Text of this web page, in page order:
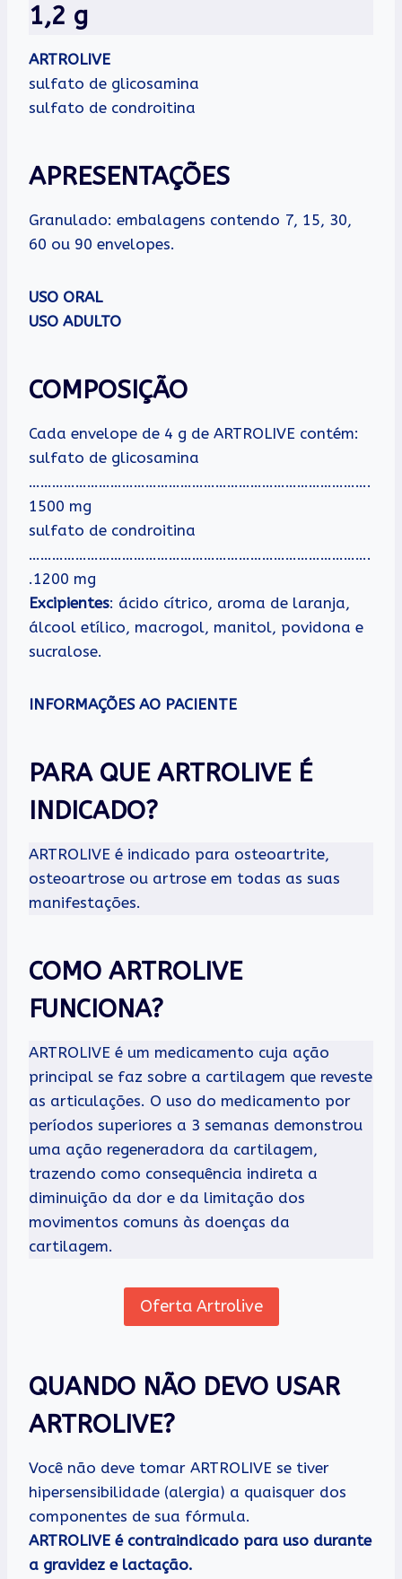
1,2 g
ARTROLIVE
sulfato de glicosamina
sulfato de condroitina
APRESENTAÇÕES
Granulado: embalagens contendo 7, 15, 30,
60 ou 90 envelopes.
USO ORAL
USO ADULTO
COMPOSIÇÃO
Cada envelope de 4 g de ARTROLIVE contém:
sulfato de glicosamina
…………………………………………………………………………….
1500 mg
sulfato de condroitina
…………………………………………………………………………….
.1200 mg
Excipientes: ácido cítrico, aroma de laranja,
álcool etílico, macrogol, manitol, povidona e
sucralose.
INFORMAÇÕES AO PACIENTE
PARA QUE ARTROLIVE É
INDICADO?
ARTROLIVE é indicado para osteoartrite,
osteoartrose ou artrose em todas as suas
manifestações.
COMO ARTROLIVE
FUNCIONA?
ARTROLIVE é um medicamento cuja ação
principal se faz sobre a cartilagem que reveste
as articulações. O uso do medicamento por
períodos superiores a 3 semanas demonstrou
uma ação regeneradora da cartilagem,
trazendo como consequência indireta a
diminuição da dor e da limitação dos
movimentos comuns às doenças da
cartilagem.
Oferta Artrolive
QUANDO NÃO DEVO USAR
ARTROLIVE?
Você não deve tomar ARTROLIVE se tiver
hipersensibilidade (alergia) a quaisquer dos
componentes de sua fórmula.
ARTROLIVE é contraindicado para uso durante
a gravidez e lactação.